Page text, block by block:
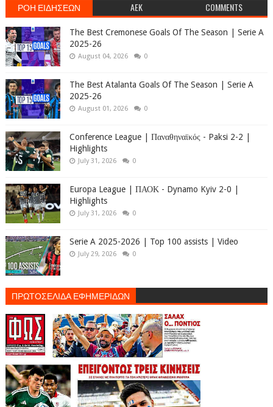
ΡΟΗ ΕΙΔΗΣΕΩΝ AEK COMMENTS
The Best Cremonese Goals Of The Season | Serie A
2025-26
August 04, 2026 0
The Best Atalanta Goals Of The Season | Serie A
2025-26
August 01, 2026 0
Conference League | Παναθηναϊκός - Paksi 2-2 |
Highlights
July 31, 2026 0
Europa League | ΠΑΟΚ - Dynamo Kyiv 2-0 |
Highlights
July 31, 2026 0
Serie A 2025-2026 | Top 100 assists | Video
July 29, 2026 0
ΠΡΩΤΟΣΕΛΙΔΑ ΕΦΗΜΕΡΙΔΩΝ